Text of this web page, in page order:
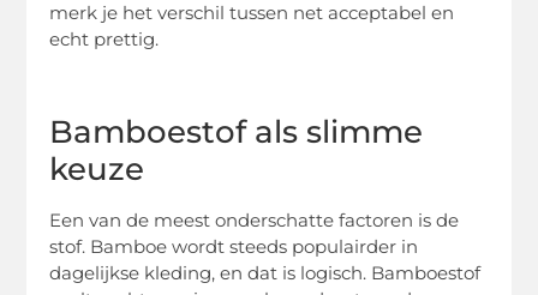
merk je het verschil tussen net acceptabel en
echt prettig.
Bamboestof als slimme
keuze
Een van de meest onderschatte factoren is de
stof. Bamboe wordt steeds populairder in
dagelijkse kleding, en dat is logisch. Bamboestof